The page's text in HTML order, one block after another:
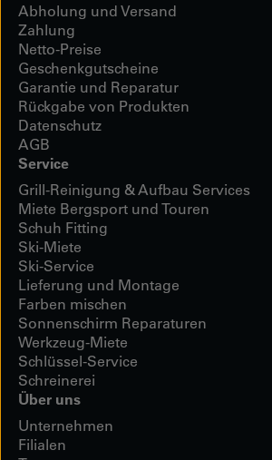
Abholung und Versand
Zahlung
Netto-Preise
Geschenkgutscheine
Garantie und Reparatur
Rückgabe von Produkten
Datenschutz
AGB
Service
Grill-Reinigung & Aufbau Services
Miete Bergsport und Touren
Schuh Fitting
Ski-Miete
Ski-Service
Lieferung und Montage
Farben mischen
Sonnenschirm Reparaturen
Werkzeug-Miete
Schlüssel-Service
Schreinerei
Über uns
Unternehmen
Filialen